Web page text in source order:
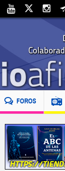
FOROS